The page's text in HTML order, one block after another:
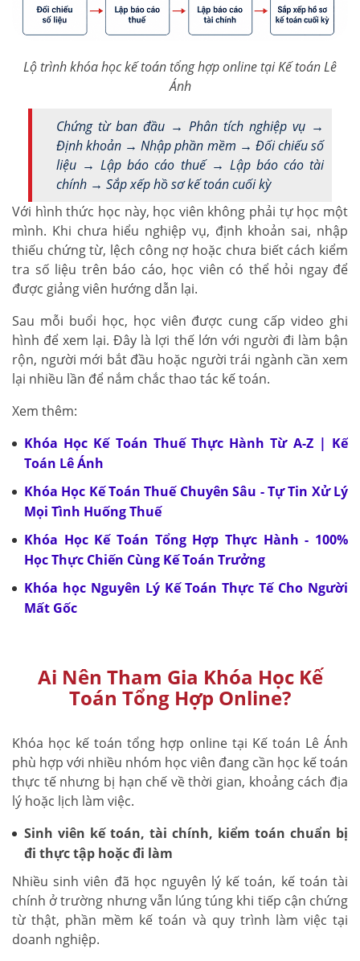
Lộ trình khóa học kế toán tổng hợp online tại Kế toán Lê
Ánh
Chứng từ ban đầu → Phân tích nghiệp vụ →
Định khoản → Nhập phần mềm → Đối chiếu số
liệu → Lập báo cáo thuế → Lập báo cáo tài
chính → Sắp xếp hồ sơ kế toán cuối kỳ
Với hình thức học này, học viên không phải tự học một
mình. Khi chưa hiểu nghiệp vụ, định khoản sai, nhập
thiếu chứng từ, lệch công nợ hoặc chưa biết cách kiểm
tra số liệu trên báo cáo, học viên có thể hỏi ngay để
được giảng viên hướng dẫn lại.
Sau mỗi buổi học, học viên được cung cấp video ghi
hình để xem lại. Đây là lợi thế lớn với người đi làm bận
rộn, người mới bắt đầu hoặc người trái ngành cần xem
lại nhiều lần để nắm chắc thao tác kế toán.
Xem thêm:
Khóa Học Kế Toán Thuế Thực Hành Từ A-Z | Kế
Toán Lê Ánh
Khóa Học Kế Toán Thuế Chuyên Sâu - Tự Tin Xử Lý
Mọi Tình Huống Thuế
Khóa Học Kế Toán Tổng Hợp Thực Hành - 100%
Học Thực Chiến Cùng Kế Toán Trưởng
Khóa học Nguyên Lý Kế Toán Thực Tế Cho Người
Mất Gốc
Ai Nên Tham Gia Khóa Học Kế
Toán Tổng Hợp Online?
Khóa học kế toán tổng hợp online tại Kế toán Lê Ánh
phù hợp với nhiều nhóm học viên đang cần học kế toán
thực tế nhưng bị hạn chế về thời gian, khoảng cách địa
lý hoặc lịch làm việc.
Sinh viên kế toán, tài chính, kiểm toán chuẩn bị
đi thực tập hoặc đi làm
Nhiều sinh viên đã học nguyên lý kế toán, kế toán tài
chính ở trường nhưng vẫn lúng túng khi tiếp cận chứng
từ thật, phần mềm kế toán và quy trình làm việc tại
doanh nghiệp.